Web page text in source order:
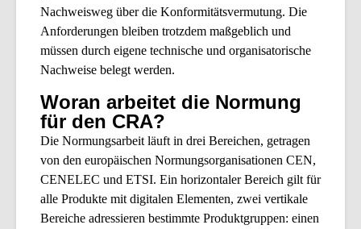
Nachweisweg über die Konformitätsvermutung. Die
Anforderungen bleiben trotzdem maßgeblich und
müssen durch eigene technische und organisatorische
Nachweise belegt werden.
Woran arbeitet die Normung
für den CRA?
Die Normungsarbeit läuft in drei Bereichen, getragen
von den europäischen Normungsorganisationen CEN,
CENELEC und ETSI. Ein horizontaler Bereich gilt für
alle Produkte mit digitalen Elementen, zwei vertikale
Bereiche adressieren bestimmte Produktgruppen: einen